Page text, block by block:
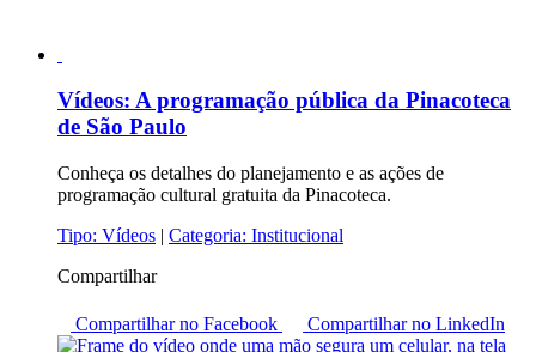
Vídeos: A programação pública da Pinacoteca
de São Paulo
Conheça os detalhes do planejamento e as ações de
programação cultural gratuita da Pinacoteca.
Tipo: Vídeos | Categoria: Institucional
Compartilhar
Compartilhar no Facebook Compartilhar no LinkedIn